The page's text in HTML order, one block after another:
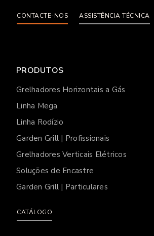
CONTACTE-NOS ASSISTÊNCIA TÉCNICA
PRODUTOS
Grelhadores Horizontais a Gás
Linha Mega
Linha Rodízio
Garden Grill | Profissionais
Grelhadores Verticais Elétricos
Soluções de Encastre
Garden Grill | Particulares
CATÁLOGO